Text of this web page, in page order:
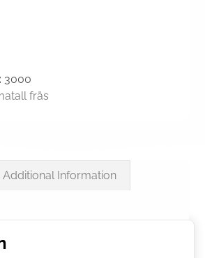
3000
fräs
Additional Information